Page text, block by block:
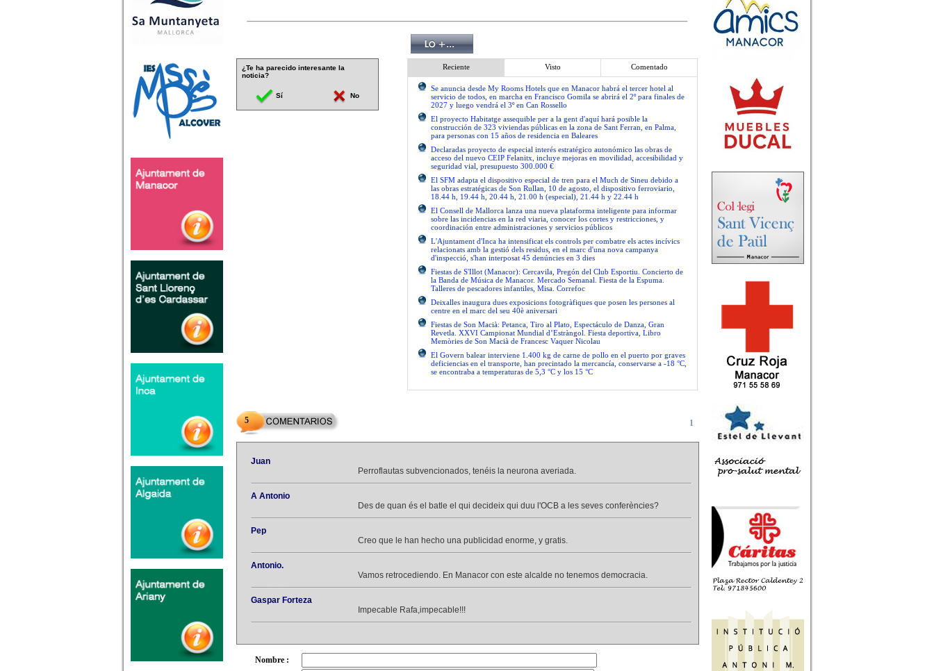
¿Te ha parecido interesante la
noticia?
Sí No
Reciente Visto Comentado
Se anuncia desde My Rooms Hotels que en Manacor habrá el tercer hotel al
servicio de todos, en marcha en Francisco Gomila se abrirá el 2º para finales de
2027 y luego vendrá el 3º en Can Rossello
El proyecto Habitatge assequible per a la gent d'aquí hará posible la
construcción de 323 viviendas públicas en la zona de Sant Ferran, en Palma,
para personas con 15 años de residencia en Baleares
Declaradas proyecto de especial interés estratégico autonómico las obras de
acceso del nuevo CEIP Felanitx, incluye mejoras en movilidad, accesibilidad y
seguridad vial, presupuesto 300.000 €
El SFM adapta el dispositivo especial de tren para el Much de Sineu debido a
las obras estratégicas de Son Rullan, 10 de agosto, el dispositivo ferroviario,
18.44 h, 19.44 h, 20.44 h, 21.00 h (especial), 21.44 h y 22.44 h
El Consell de Mallorca lanza una nueva plataforma inteligente para informar
sobre las incidencias en la red viaria, conocer los cortes y restricciones, y
coordinación entre administraciones y servicios públicos
L'Ajuntament d'Inca ha intensificat els controls per combatre els actes incívics
relacionats amb la gestió dels residus, en el marc d'una nova campanya
d'inspecció, s'han interposat 45 denúncies en 3 dies
Fiestas de S'Illot (Manacor): Cercavila, Pregón del Club Esportiu. Concierto de
la Banda de Música de Manacor. Mercado Semanal. Fiesta de la Espuma.
Talleres de pescadores infantiles, Misa. Correfoc
Deixalles inaugura dues exposicions fotogràfiques que posen les persones al
centre en el marc del seu 40è aniversari
Fiestas de Son Macià: Petanca, Tiro al Plato, Espectáculo de Danza, Gran
Revetla. XXVI Campionat Mundial d’Estràngol. Fiesta deportiva, Libro
Memòries de Son Macià de Francesc Vaquer Nicolau
El Govern balear interviene 1.400 kg de carne de pollo en el puerto por graves
deficiencias en el transporte, han precintado la mercancía, conservarse a -18 °C,
se encontraba a temperaturas de 5,3 °C y los 15 °C
5 1
Juan
Perroflautas subvencionados, tenéis la neurona averiada.
A Antonio
Des de quan és el batle el qui decideix qui duu l'OCB a les seves conferències?
Pep
Creo que le han hecho una publicidad enorme, y gratis.
Antonio.
Vamos retrocediendo. En Manacor con este alcalde no tenemos democracia.
Gaspar Forteza
Impecable Rafa,impecable!!!
Nombre :